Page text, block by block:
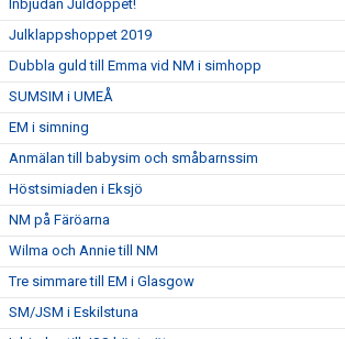
Inbjudan Juldoppet!
Julklappshoppet 2019
Dubbla guld till Emma vid NM i simhopp
SUMSIM i UMEÅ
EM i simning
Anmälan till babysim och småbarnssim
Höstsimiaden i Eksjö
NM på Färöarna
Wilma och Annie till NM
Tre simmare till EM i Glasgow
SM/JSM i Eskilstuna